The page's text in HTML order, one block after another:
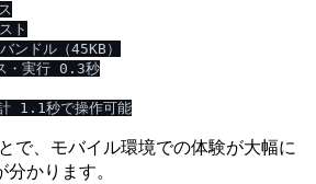
ト
ドル（45KB）
実行 0.3秒
で、モバイル環境での体験が大幅に
かります。